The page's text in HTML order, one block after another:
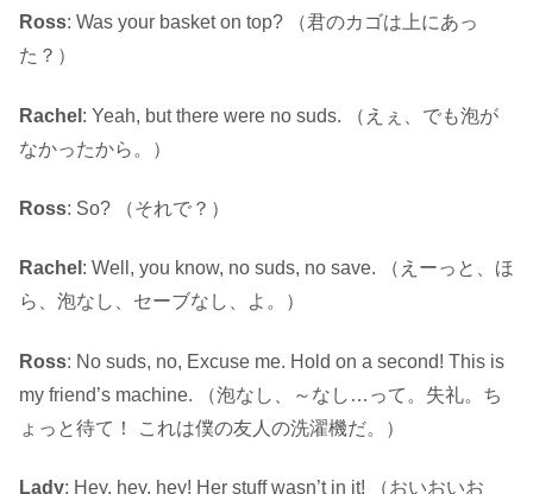
Ross: Was your basket on top? （君のカゴは上にあっ
た？）
Rachel : Yeah, but there were no suds. （えぇ、でも泡が
なかったから。）
Ross: So? （それで？）
Rachel : Well, you know, no suds, no save. （えーっと、ほ
ら、泡なし、セーブなし、よ。）
Ross: No suds, no, Excuse me. Hold on a second! This is
my friend’s machine. （泡なし、～なし…って。失礼。ち
ょっと待て！ これは僕の友人の洗濯機だ。）
Lady: Hey, hey, hey! Her stuff wasn’t in it! （おいおいお